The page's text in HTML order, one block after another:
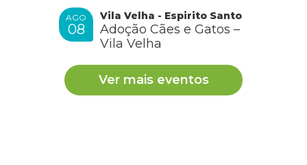
AGO
08
Vila Velha - Espirito Santo
Adoção Cães e Gatos –
Vila Velha
Ver mais eventos